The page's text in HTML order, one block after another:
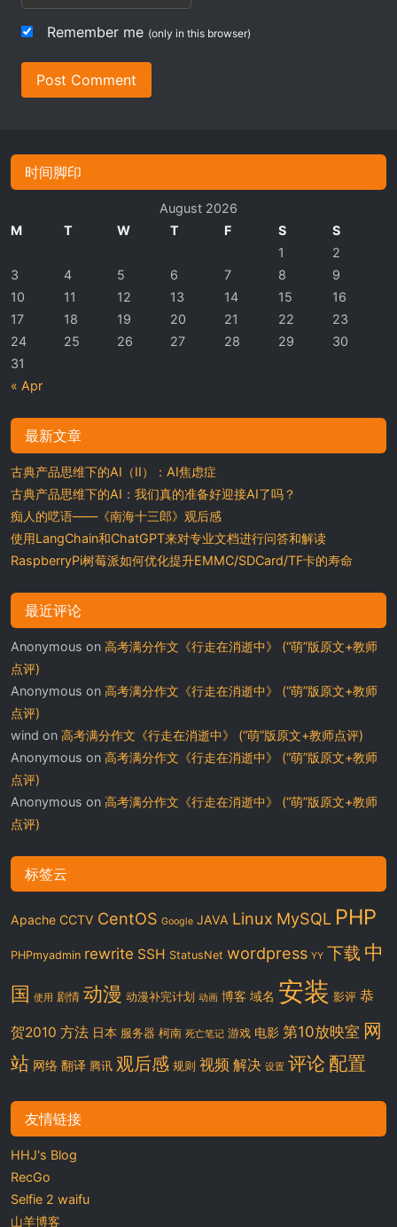
Remember me (only in this browser)
Post Comment
时间脚印
August 2026
M
T W T F S S
« Apr
1
2
3
4 5 6 7 8
9
10
11 12 13 14 15
16
17
18 19 20 21 22
23
24
25 26 27 28 29
30
31
最新文章
古典产品思维下的AI（II）：AI焦虑症
古典产品思维下的AI：我们真的准备好迎接AI了吗？
痴人的呓语——《南海十三郎》观后感
使用LangChain和ChatGPT来对专业文档进行问答和解读
RaspberryPi树莓派如何优化提升EMMC/SDCard/TF卡的寿命
最近评论
Anonymous on 高考满分作文《行走在消逝中》 (“萌”版原文+教师
点评)
Anonymous on 高考满分作文《行走在消逝中》 (“萌”版原文+教师
点评)
wind on 高考满分作文《行走在消逝中》 (“萌”版原文+教师点评)
Anonymous on 高考满分作文《行走在消逝中》 (“萌”版原文+教师
点评)
Anonymous on 高考满分作文《行走在消逝中》 (“萌”版原文+教师
点评)
标签云
Apache CCTV CentOS Google JAVA Linux MySQL PHP
PHPmyadmin rewrite SSH StatusNet wordpress YY 下载 中
国 使用 剧情 动漫 动漫补完计划 动画 博客 域名 安装 影评 恭
贺2010 方法 日本 服务器 柯南 死亡笔记 游戏 电影 第10放映室 网
站 网络 翻译 腾讯 观后感 规则 视频 解决 设置 评论 配置
友情链接
HHJ's Blog
RecGo
Selfie 2 waifu
山羊博客